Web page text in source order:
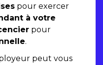
pour exercer
à votre
pour
.
peut vous